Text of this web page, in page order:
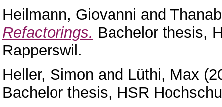
Heilmann, Giovanni and
Refactorings. Bachelor thesis,
Rapperswil.
Heller, Simon and Lüthi, Max
Bachelor thesis, HSR